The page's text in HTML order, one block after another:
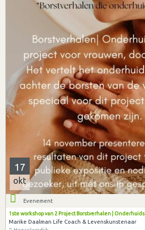
17
okt
Evenement
1ste workshop van 2 Project Borstverhalen | Onderhuids
Marike Daalman Life Coach & Levenskunstenaar